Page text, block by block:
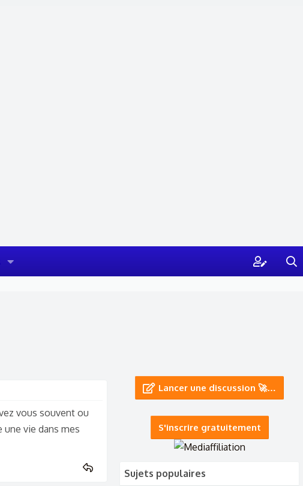
vous souvent ou
une vie dans mes
Lancer une discussion 🚀…
S'inscrire gratuitement
Sujets populaires